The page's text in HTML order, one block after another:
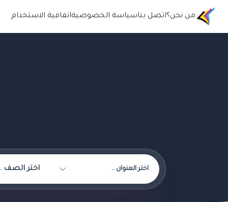
من نحن؟اتصل بناسياسة الخصوصيةاتفافية الاستخدام